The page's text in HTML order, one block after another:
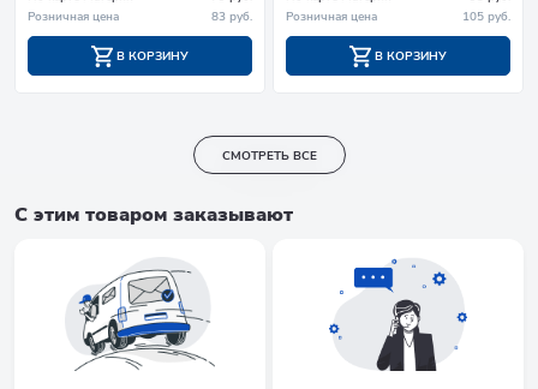
Розничная цена
83 руб.
В КОРЗИНУ
Розничная цена
105 руб.
В КОРЗИНУ
СМОТРЕТЬ ВСЕ
С этим товаром заказывают